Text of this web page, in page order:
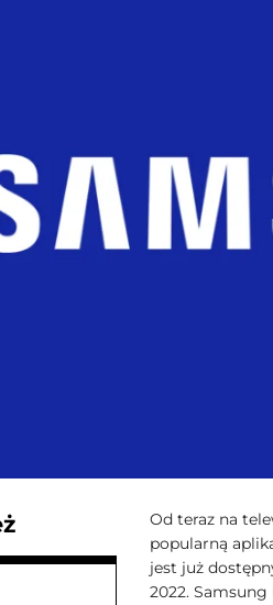
Od teraz na
popularną
jest już
2022.